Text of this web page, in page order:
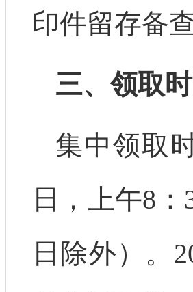
印件留存备
三、领取
集中领取
日，上午8
日除外）。